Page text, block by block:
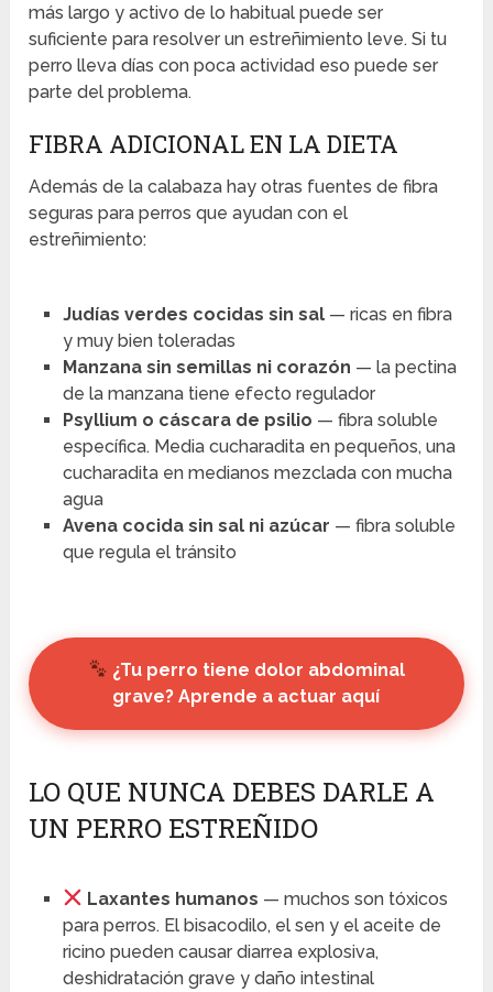
más largo y activo de lo habitual puede ser
suficiente para resolver un estreñimiento leve. Si tu
perro lleva días con poca actividad eso puede ser
parte del problema.
FIBRA ADICIONAL EN LA DIETA
Además de la calabaza hay otras fuentes de fibra
seguras para perros que ayudan con el
estreñimiento:
Judías verdes cocidas sin sal— ricas en fibra
y muy bien toleradas
Manzana sin semillas ni corazón — la pectina
de la manzana tiene efecto regulador
Psyllium o cáscara de psilio — fibra soluble
específica. Media cucharadita en pequeños, una
cucharadita en medianos mezclada con mucha
agua
Avena cocida sin sal ni azúcar — fibra soluble
que regula el tránsito
¿Tu perro tiene dolor abdominal
grave? Aprende a actuar aquí
LO QUE NUNCA DEBES DARLE A
UN PERRO ESTREÑIDO
Laxantes humanos — muchos son tóxicos
para perros. El bisacodilo, el sen y el aceite de
ricino pueden causar diarrea explosiva,
deshidratación grave y daño intestinal